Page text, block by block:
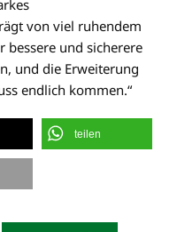
von viel ruhendem
bessere und sicherere
und die Erweiterung
endlich kommen.“
teilen